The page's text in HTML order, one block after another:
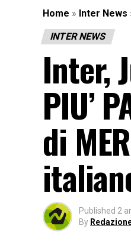
Home » Inter News
INTER NEWS
Inter,
PIU’
di
Published 2
By